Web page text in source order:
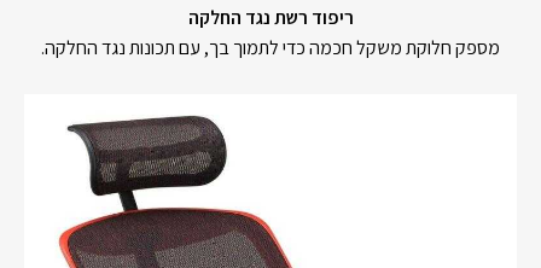
ריפוד רשת נגד החלקה
מספק חלוקת משקל חכמה כדי לתמוך בך, עם תכונות נגד החלקה.